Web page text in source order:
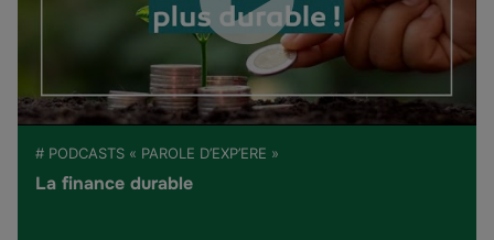
# PODCASTS « PAROLE D’EXP’ERE »
La finance durable